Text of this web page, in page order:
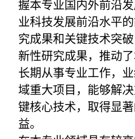
握本专业国内外前沿
业科技发展前沿水平
究成果和关键技术突
新性研究成果，推动了
长期从事专业工作，
域重大项目，能够解
键核心技术，取得显
益。